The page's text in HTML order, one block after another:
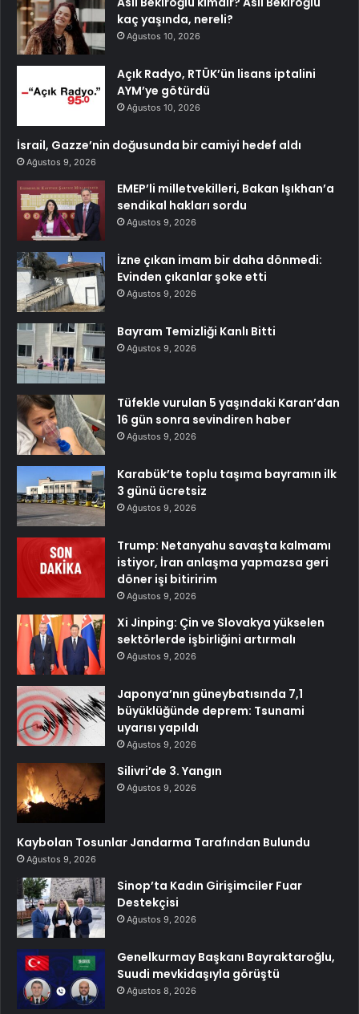
kaç yaşında, nereli?
Ağustos 10, 2026
Açık Radyo, RTÜK’ün lisans iptalini
AYM’ye götürdü
Ağustos 10, 2026
İsrail, Gazze’nin doğusunda bir camiyi hedef aldı
Ağustos 9, 2026
EMEP’li milletvekilleri, Bakan Işıkhan’a
sendikal hakları sordu
Ağustos 9, 2026
İzne çıkan imam bir daha dönmedi:
Evinden çıkanlar şoke etti
Ağustos 9, 2026
Bayram Temizliği Kanlı Bitti
Ağustos 9, 2026
Tüfekle vurulan 5 yaşındaki Karan’dan
16 gün sonra sevindiren haber
Ağustos 9, 2026
Karabük’te toplu taşıma bayramın ilk
3 günü ücretsiz
Ağustos 9, 2026
Trump: Netanyahu savaşta kalmamı
istiyor, İran anlaşma yapmazsa geri
döner işi bitiririm
Ağustos 9, 2026
Xi Jinping: Çin ve Slovakya yükselen
sektörlerde işbirliğini artırmalı
Ağustos 9, 2026
Japonya’nın güneybatısında 7,1
büyüklüğünde deprem: Tsunami
uyarısı yapıldı
Ağustos 9, 2026
Silivri’de 3. Yangın
Ağustos 9, 2026
Kaybolan Tosunlar Jandarma Tarafından Bulundu
Ağustos 9, 2026
Sinop’ta Kadın Girişimciler Fuar
Destekçisi
Ağustos 9, 2026
Genelkurmay Başkanı Bayraktaroğlu,
Suudi mevkidaşıyla görüştü
Ağustos 8, 2026